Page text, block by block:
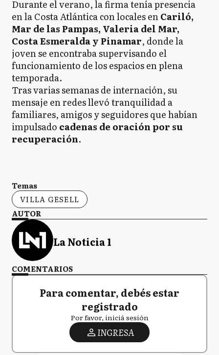
Durante el verano, la firma tenía presencia
en la Costa Atlántica con locales enCariló,
Mar de las Pampas, Valeria del Mar,
Costa Esmeralda y Pinamar, donde la
joven se encontraba supervisando el
funcionamiento de los espacios en plena
temporada.
Tras varias semanas de internación, su
mensaje en redes llevó tranquilidad a
familiares, amigos y seguidores que habían
impulsado cadenas de oración por su
recuperación.
Temas
VILLA GESELL
AUTOR
La Noticia 1
COMENTARIOS
Para comentar, debés estar
registrado
Por favor, iniciá sesión
INGRESA